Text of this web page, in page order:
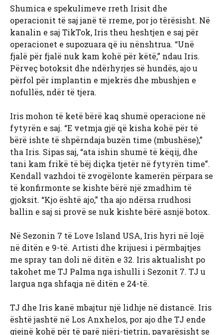
Shumica e spekulimeve rreth Irisit dhe
operacionit të saj janë të rreme, por jo tërësisht. Në
kanalin e saj TikTok, Iris theu heshtjen e saj për
operacionet e supozuara që iu nënshtrua. “Unë
fjalë për fjalë nuk kam kohë për këtë,” ndau Iris.
Përveç botoksit dhe ndërhyrjes së hundës, ajo u
përfol për implantin e mjekrës dhe mbushjen e
nofullës, ndër të tjera.
Iris mohon të ketë bërë kaq shumë operacione në
fytyrën e saj. “E vetmja gjë që kisha kohë për të
bërë ishte të shpërndaja buzën time (mbushëse),”
tha Iris. Sipas saj, “ata ishin shumë të këqij, dhe
tani kam frikë të bëj diçka tjetër në fytyrën time”.
Kendall vazhdoi të zvogëlonte kamerën përpara se
të konfirmonte se kishte bërë një zmadhim të
gjoksit. “Kjo është ajo,” tha ajo ndërsa rrudhosi
ballin e saj si provë se nuk kishte bërë asnjë botox.
Në Sezonin 7 të Love Island USA, Iris hyri në lojë
në ditën e 9-të. Artisti dhe krijuesi i përmbajtjes
me spray tan doli në ditën e 32. Iris aktualisht po
takohet me TJ Palma nga ishulli i Sezonit 7. TJ u
largua nga shfaqja në ditën e 24-të.
TJ dhe Iris kanë mbajtur një lidhje në distancë. Iris
është jashtë në Los Anxhelos, por ajo dhe TJ ende
gjejnë kohë për të parë njëri-tjetrin, pavarësisht se